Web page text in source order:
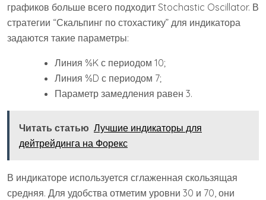
графиков больше всего подходит Stochastic Oscillator. В
стратегии “Скальпинг по стохастику” для индикатора
задаются такие параметры:
Линия %K с периодом 10;
Линия %D с периодом 7;
Параметр замедления равен 3.
Читать статью Лучшие индикаторы для
дейтрейдинга на Форекс
В индикаторе используется сглаженная скользящая
средняя. Для удобства отметим уровни 30 и 70, они